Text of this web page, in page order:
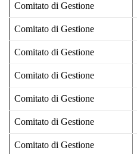
Comitato di Gestione
Comitato di Gestione
Comitato di Gestione
Comitato di Gestione
Comitato di Gestione
Comitato di Gestione
Comitato di Gestione